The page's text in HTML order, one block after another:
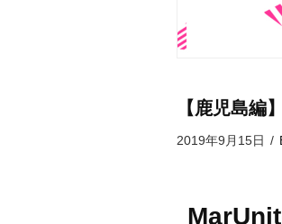
【鹿児島編
2019年9月15日 /